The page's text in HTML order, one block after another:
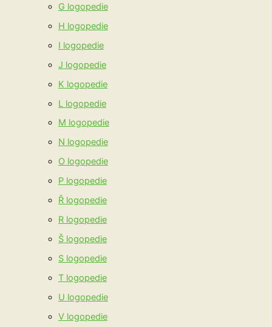
G logopedie
H logopedie
I logopedie
J logopedie
K logopedie
L logopedie
M logopedie
N logopedie
O logopedie
P logopedie
Ř logopedie
R logopedie
Š logopedie
S logopedie
T logopedie
U logopedie
V logopedie